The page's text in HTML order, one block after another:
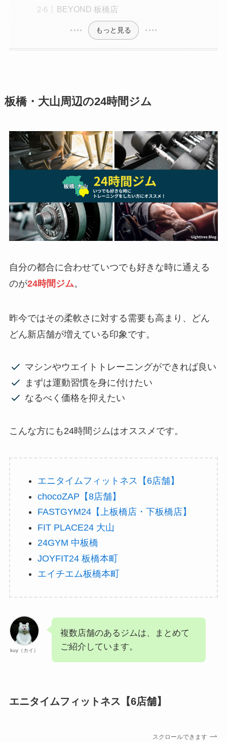
BEYOND 板橋店
もっと見る
板橋・大山周辺の24時間ジム
自分の都合に合わせていつでも好きな時に通える
のが24時間ジム。
昨今ではその柔軟さに対する需要も高まり、どん
どん新店舗が増えている印象です。
マシンやウエイトトレーニングができれば良い
まずは運動習慣を身に付けたい
なるべく価格を抑えたい
こんな方にも24時間ジムはオススメです。
エニタイムフィットネス【6店舗】
chocoZAP【8店舗】
FASTGYM24【上板橋店・下板橋店】
FIT PLACE24 大山
24GYM 中板橋
JOYFIT24 板橋本町
エイチエム板橋本町
kuy（カイ）
複数店舗のあるジムは、まとめて
ご紹介しています。
エニタイムフィットネス【6店舗】
スクロールできます